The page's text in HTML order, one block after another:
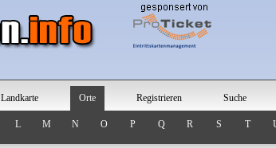
Landkarte Orte Registrieren Suche
L M N O P Q R S T